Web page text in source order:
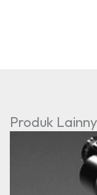
Produk